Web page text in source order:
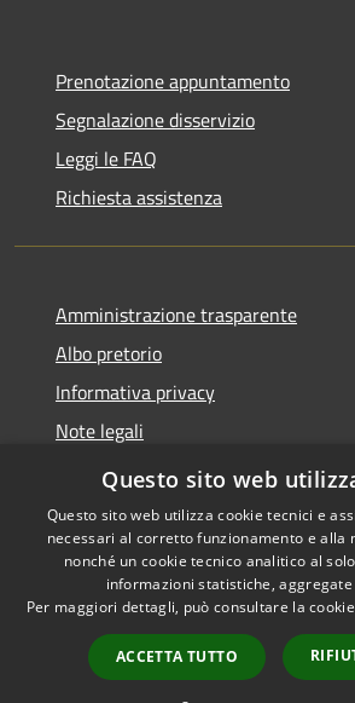
Prenotazione appuntamento
Segnalazione disservizio
Leggi le FAQ
Richiesta assistenza
Amministrazione trasparente
Albo pretorio
Informativa privacy
Note legali
Dichiarazione di accessibilità
Accessibilità
by
Questo sito web
Questo sito web utilizza cookie tecnici e
necessari al corretto funzionamento e alla
nonché un cookie tecnico analitico al
informazioni statistiche,
Per maggiori dettagli, può consultare la
ACCETTA TUTTO